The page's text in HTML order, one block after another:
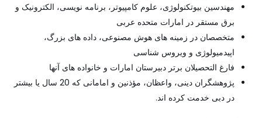
مهندسین بیوتکنولوژی، علوم کامپیوتر، برنامه نویسی، الکترونیک و
برق مستقر در امارات متحده عربی
متخصصان در زمینه های هوش مصنوعی، داده های بزرگ،
اپیدمیولوژی و ویروس شناسی
فارغ التحصیلان برتر دبیرستان امارات و خانواده های آنها
پژوهشگران دینی، واعظان، مؤذنین و امامانی که 20 سال یا بیشتر
در دبی خدمت کرده اند.